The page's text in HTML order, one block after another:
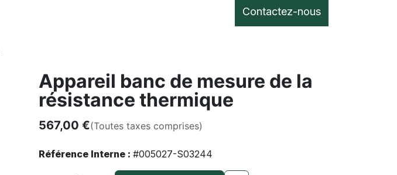
Contactez-nous
Appareil banc de mesure de la
résistance thermique
567,00 €(Toutes taxes comprises)
Référence Interne : #005027-S03244